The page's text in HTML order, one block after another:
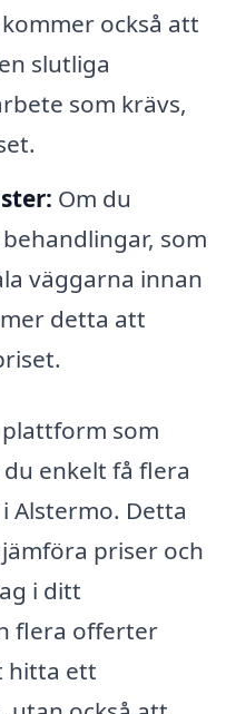
också att
slutliga
som krävs,
Om du
som
väggarna innan
detta att
som
enkelt få flera
Alstermo. Detta
priser och
i ditt
flera offerter
hitta ett